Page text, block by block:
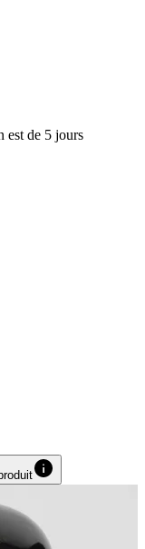
est de 5 jours